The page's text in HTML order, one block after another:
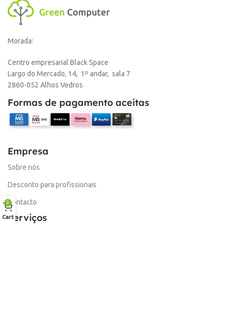
Morada:
Centro empresarial Black Space
Largo do Mercado, 14, 1º andar, sala 7
2860-052 Alhos Vedros
Formas de pagamento aceitas
Empresa
Sobre nós
Desconto para profissionais
Contacto
Serviços
0
Cart